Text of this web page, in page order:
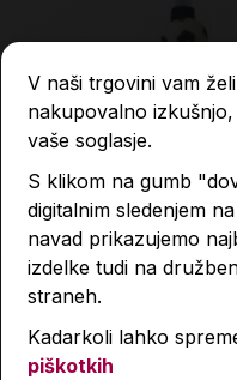
V naši trgovini vam
nakupovalno
vaše soglasje.
S klikom na gumb
digitalnim sledenjem
navad prikazujemo
izdelke tudi na
straneh.
Kadarkoli lahko
piškotkih